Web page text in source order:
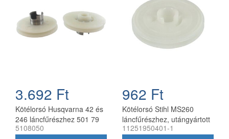
3.692 Ft
Kötélorsó Husqvarna 42 és
246 láncfűrészhez 501 79
44-01
5108050
962 Ft
Kötélorsó Stihl MS260
láncfűrészhez, utángyártott
11251950401-1